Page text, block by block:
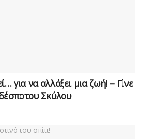
για να αλλάξει μια ζωή! – Γίνε
Σκύλου